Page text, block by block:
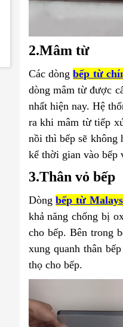
2.Mâm từ
Các dòngbếp từ
dòng mâm từ được
nhất hiện nay. Hệ
ra khi mâm từ tiếp
nồi thì bếp sẽ không
kể thời gian vào bếp
3.Thân vỏ bếp
Dòngbếp từ
khả năng chống bị
cho bếp. Bên trong
xung quanh thân
thọ cho bếp.